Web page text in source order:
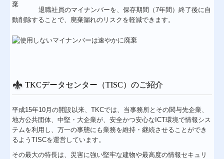
退職社員のマイナンバーを、保存期間（7年間）終了後に自
動削除することで、廃棄漏れのリスクを軽減できます。
TKCデータセンター（TISC）のご紹介
平成15年10月の開設以来、TKCでは、当事務所とその関与先企業、
地方公共団体、中堅・大企業が、安全かつ安心なICT環境で情報シス
テムを利用し、万一の事態にも業務を維持・継続させることができ
るようTISCを運営しています。
その最大の特長は、災害に強い堅牢な建物や最高度の情報セキュリ